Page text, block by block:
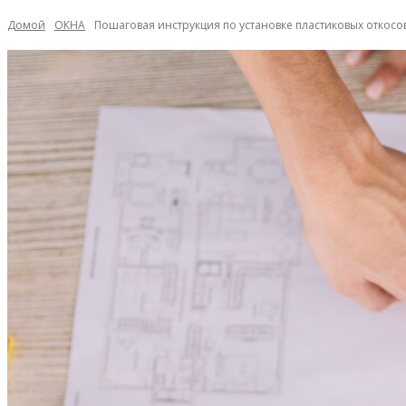
Домой ОКНА Пошаговая инструкция по установке пластиковых